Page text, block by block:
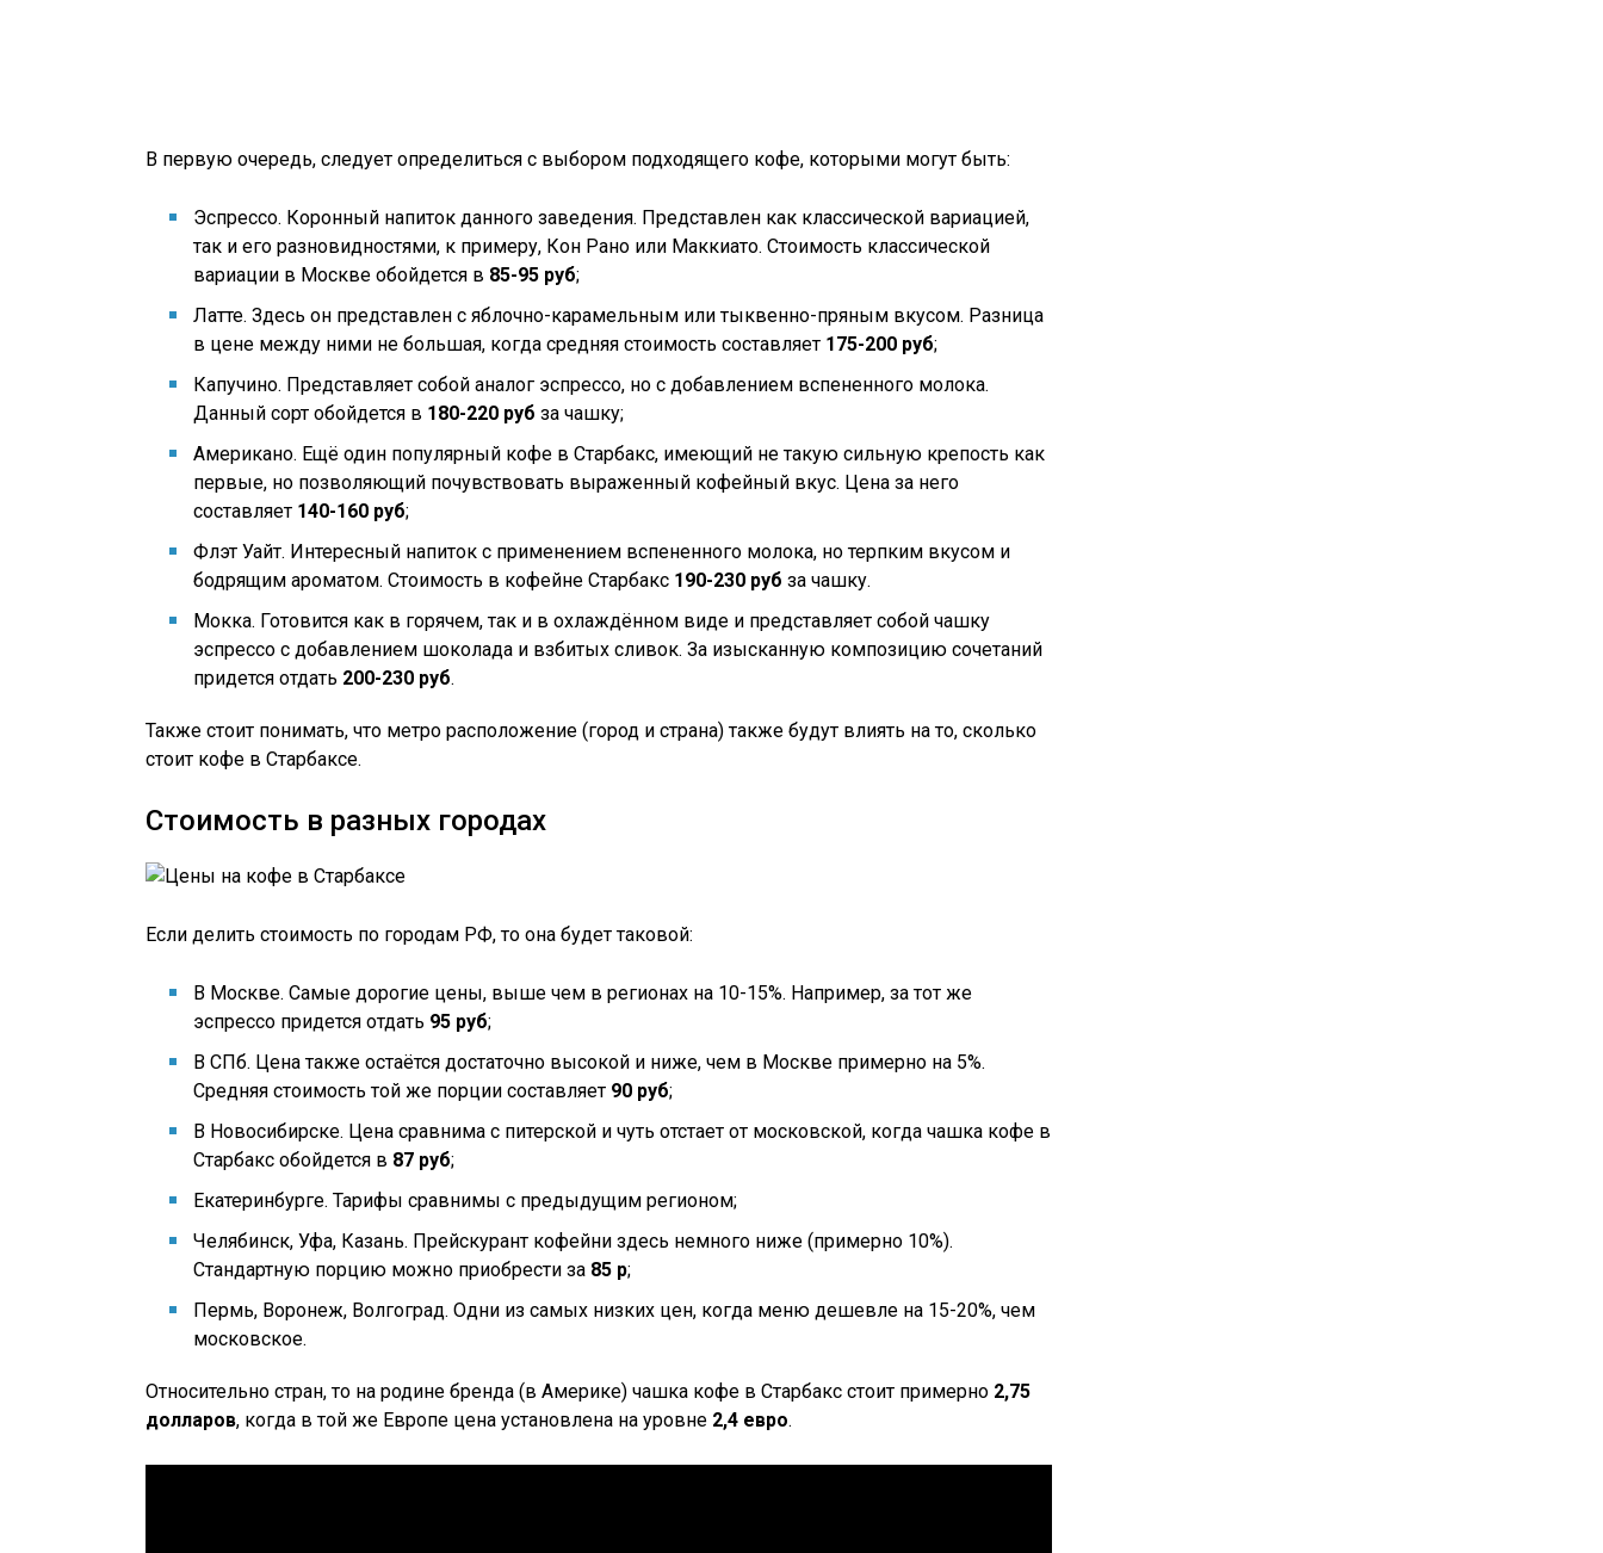
В первую очередь, следует определиться с выбором подходящего кофе, которыми могут быть:
Эспрессо. Коронный напиток данного заведения. Представлен как классической вариацией,
так и его разновидностями, к примеру, Кон Рано или Маккиато. Стоимость классической
вариации в Москве обойдется в 85-95 руб;
Латте. Здесь он представлен с яблочно-карамельным или тыквенно-пряным вкусом. Разница
в цене между ними не большая, когда средняя стоимость составляет 175-200 руб;
Капучино. Представляет собой аналог эспрессо, но с добавлением вспененного молока.
Данный сорт обойдется в 180-220 руб за чашку;
Американо. Ещё один популярный кофе в Старбакс, имеющий не такую сильную крепость как
первые, но позволяющий почувствовать выраженный кофейный вкус. Цена за него
составляет 140-160 руб;
Флэт Уайт. Интересный напиток с применением вспененного молока, но терпким вкусом и
бодрящим ароматом. Стоимость в кофейне Старбакс 190-230 руб за чашку.
Мокка. Готовится как в горячем, так и в охлаждённом виде и представляет собой чашку
эспрессо с добавлением шоколада и взбитых сливок. За изысканную композицию сочетаний
придется отдать 200-230 руб.
Также стоит понимать, что метро расположение (город и страна) также будут влиять на то, сколько
стоит кофе в Старбаксе.
Стоимость в разных городах
Если делить стоимость по городам РФ, то она будет таковой:
В Москве. Самые дорогие цены, выше чем в регионах на 10-15%. Например, за тот же
эспрессо придется отдать 95 руб;
В СПб. Цена также остаётся достаточно высокой и ниже, чем в Москве примерно на 5%.
Средняя стоимость той же порции составляет 90 руб;
В Новосибирске. Цена сравнима с питерской и чуть отстает от московской, когда чашка кофе в
Старбакс обойдется в 87 руб;
Екатеринбурге. Тарифы сравнимы с предыдущим регионом;
Челябинск, Уфа, Казань. Прейскурант кофейни здесь немного ниже (примерно 10%).
Стандартную порцию можно приобрести за 85 р;
Пермь, Воронеж, Волгоград. Одни из самых низких цен, когда меню дешевле на 15-20%, чем
московское.
Относительно стран, то на родине бренда (в Америке) чашка кофе в Старбакс стоит примерно 2,75
долларов, когда в той же Европе цена установлена на уровне 2,4 евро.